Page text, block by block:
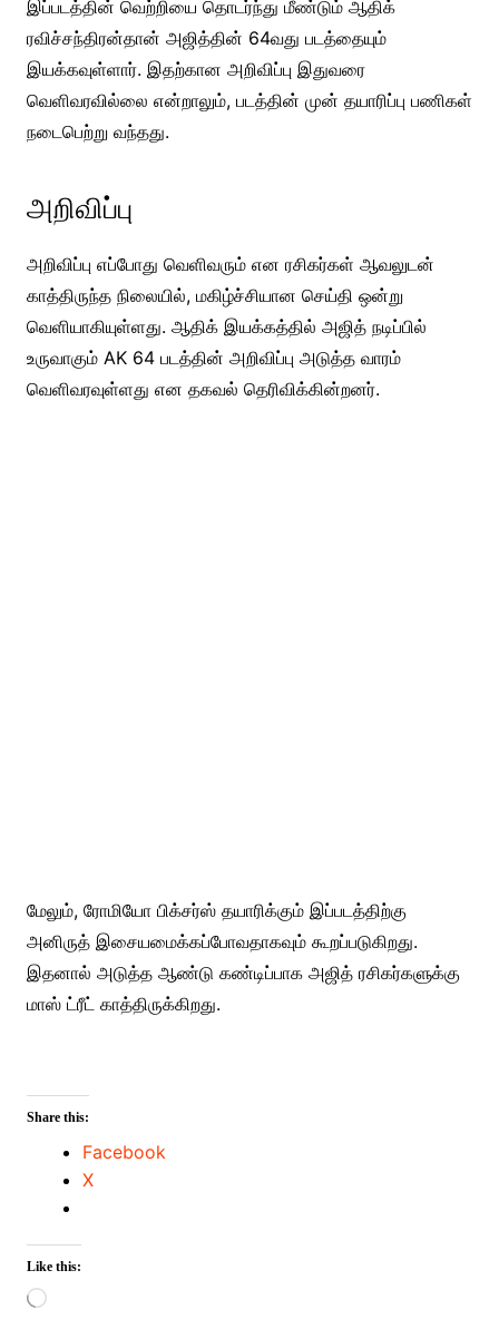
இப்படத்தின் வெற்றியை தொடர்ந்து மீண்டும் ஆதிக்
ரவிச்சந்திரன்தான் அஜித்தின் 64வது படத்தையும்
இயக்கவுள்ளார். இதற்கான அறிவிப்பு இதுவரை
வெளிவரவில்லை என்றாலும், படத்தின் முன் தயாரிப்பு பணிகள்
நடைபெற்று வந்தது.
அறிவிப்பு
அறிவிப்பு எப்போது வெளிவரும் என ரசிகர்கள் ஆவலுடன்
காத்திருந்த நிலையில், மகிழ்ச்சியான செய்தி ஒன்று
வெளியாகியுள்ளது. ஆதிக் இயக்கத்தில் அஜித் நடிப்பில்
உருவாகும் AK 64 படத்தின் அறிவிப்பு அடுத்த வாரம்
வெளிவரவுள்ளது என தகவல் தெரிவிக்கின்றனர்.
மேலும், ரோமியோ பிக்சர்ஸ் தயாரிக்கும் இப்படத்திற்கு
அனிருத் இசையமைக்கப்போவதாகவும் கூறப்படுகிறது.
இதனால் அடுத்த ஆண்டு கண்டிப்பாக அஜித் ரசிகர்களுக்கு
மாஸ் ட்ரீட் காத்திருக்கிறது.
Share this:
Facebook
X
Like this:
Loading…